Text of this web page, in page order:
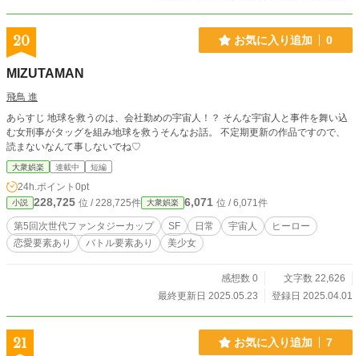
20 お気に入り追加 0
MIZUTAMAN
飛鳥 進
あらすじ 地球を救うのは、会社勤めの宇宙人！？ そんな宇宙人と事件を舞い込
む女刑事がタッグを組み地球を救うそんなお話。 不定期更新の作品ですので、
読まないなんて事しないでね♡
大衆娯楽 連載中 短編
24h.ポイント 0pt
小説 228,725 位 / 228,725件 大衆娯楽 6,071 位 / 6,071件
第5回次世代ファンタジーカップ SF 日常 宇宙人
ヒーロー
恋愛要素あり
バトル要素あり 美少女
感想数 0
文字数 22,626
最終更新日 2025.05.23
登録日 2025.04.01
21 お気に入り追加 7